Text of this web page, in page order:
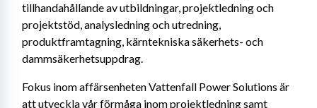
tillhandahållande av utbildningar, projektledning och
projektstöd, analysledning och utredning,
produktframtagning, kärntekniska säkerhets- och
dammsäkerhetsuppdrag.
Fokus inom affärsenheten Vattenfall Power Solutions är
att utveckla vår förmåga inom projektledning samt